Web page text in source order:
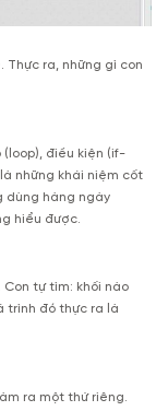
Thực ra, những gì con
(loop), điều kiện (if-
những khái niệm cốt
dùng hàng ngày
hiểu được.
tự tìm: khối nào
trình đó thực ra là
ra một thứ riêng.